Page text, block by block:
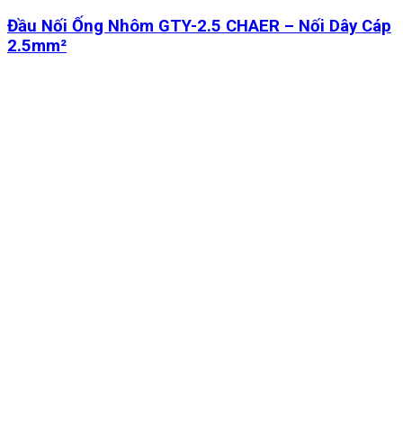
Đầu Nối Ống Nhôm GTY-2.5 CHAER – Nối Dây Cáp
2.5mm²